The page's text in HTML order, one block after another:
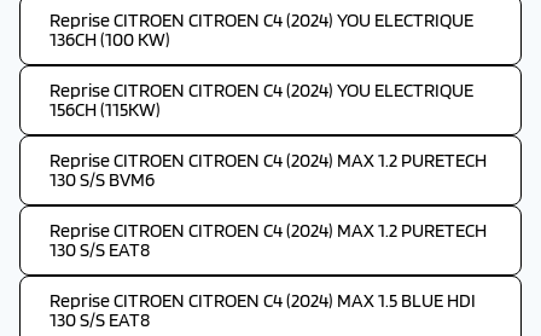
Reprise CITROEN CITROEN C4 (2024) YOU ELECTRIQUE
136CH (100 KW)
Reprise CITROEN CITROEN C4 (2024) YOU ELECTRIQUE
156CH (115KW)
Reprise CITROEN CITROEN C4 (2024) MAX 1.2 PURETECH
130 S/S BVM6
Reprise CITROEN CITROEN C4 (2024) MAX 1.2 PURETECH
130 S/S EAT8
Reprise CITROEN CITROEN C4 (2024) MAX 1.5 BLUE HDI
130 S/S EAT8